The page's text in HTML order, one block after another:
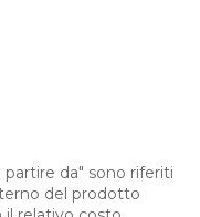
da" sono riferiti
del prodotto